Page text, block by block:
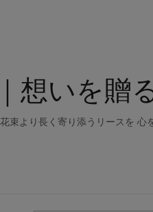
想いを贈
束より長く寄り添うリースを 心